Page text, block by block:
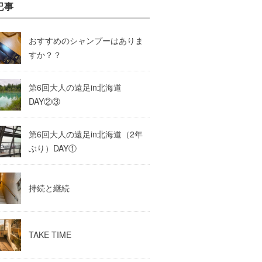
事
おすすめのシャンプーはありま
すか？？
第6回大人の遠足in北海道
DAY②③
第6回大人の遠足in北海道（2年
ぶり）DAY①
持続と継続
TAKE TIME